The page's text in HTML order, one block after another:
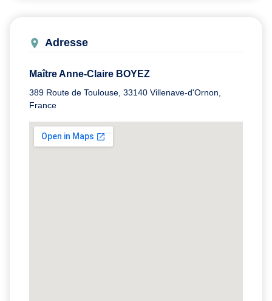
Adresse
Maître Anne-Claire BOYEZ
389 Route de Toulouse, 33140 Villenave-d'Ornon,
France